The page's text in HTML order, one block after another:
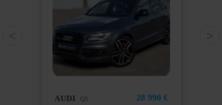
AUDI Q5 28 990 €